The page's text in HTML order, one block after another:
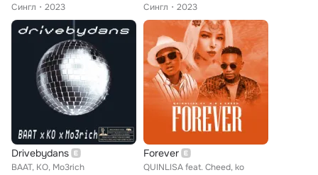
Сингл 2023 Сингл 2023
Drivebydans
BAAT, KO, Mo3rich
Forever
QUINLISA feat. Cheed, ko